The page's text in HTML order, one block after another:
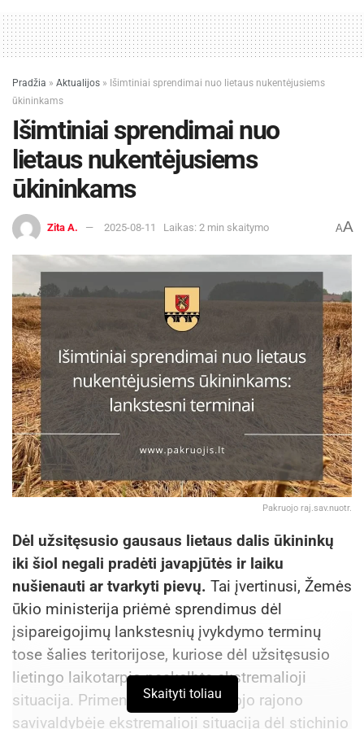
Pradžia » Aktualijos » Išimtiniai sprendimai nuo lietaus nukentėjusiems
ūkininkams
Išimtiniai sprendimai nuo
lietaus nukentėjusiems
ūkininkams
Zita A. 2025-08-11 Laikas: 2 min skaitymo AA
Pakruojo raj.sav.nuotr.
Dėl užsitęsusio gausaus lietaus dalis ūkininkų
iki šiol negali pradėti javapjūtės ir laiku
nušienauti ar tvarkyti pievų. Tai įvertinusi, Žemės
ūkio ministerija priėmė sprendimus dėl
įsipareigojimų lankstesnių įvykdymo terminų
tose šalies teritorijose, kuriose dėl užsitęsusio
lietingo laikotarpio paskelbta ekstremalioji
situacija. Primename, kad Pakruojo rajono
savivaldybėje ekstremalioji situacija dėl stichinio
Skaityti toliau